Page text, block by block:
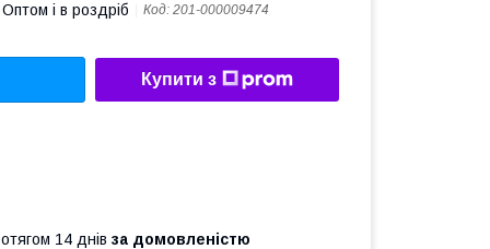
Оптом і в роздріб Код: 201-000009474
Купити з
14 днів за домовленістю